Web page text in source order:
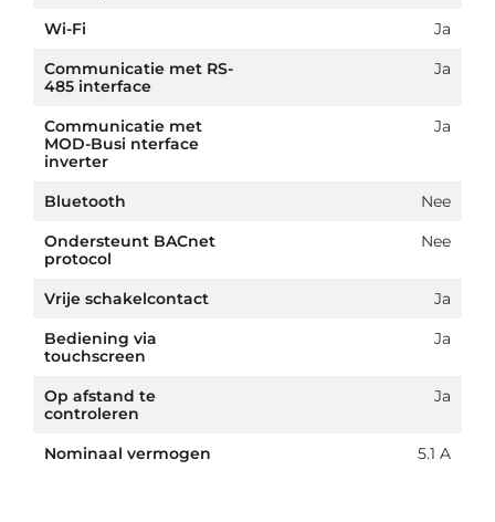
Wi-Fi
Ja
Communicatie met RS-
485 interface
Ja
Communicatie met
MOD-Busi nterface
inverter
Ja
Bluetooth
Nee
Ondersteunt BACnet
protocol
Nee
Vrije schakelcontact
Ja
Bediening via
touchscreen
Ja
Op afstand te
controleren
Ja
Nominaal vermogen 5.1 A